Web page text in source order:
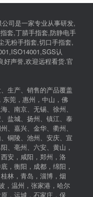
司是一家专业从事研发,
套,丁腈手指套,防静电手
无粉手指套,切口手指套,
认
好声誉,欢迎远程看货.官
生产、销售的产品覆盖
东莞，惠州，中山，佛
、南京、无锡、徐州、
盐城、扬州、镇江、泰
、嘉兴、金华、衢州、
铜陵、池州、安庆、宣
、亳州、六安、黄山，
安，咸阳，郑州，洛
，衡阳，成都，绵阳，
林，青岛，淄博，烟
，温州，张家港，哈尔
，运城，石家庄，保